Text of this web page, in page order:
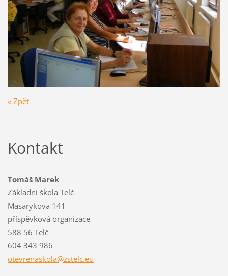
« Zpět
Kontakt
Tomáš Marek
Základní škola Telč
Masarykova 141
příspěvková organizace
588 56 Telč
604 343 986
otevrenaskola@zstelc.eu